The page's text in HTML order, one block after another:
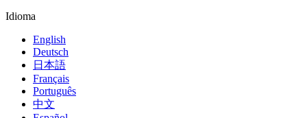
Idioma
English
Deutsch
日本語
Français
Português
中文